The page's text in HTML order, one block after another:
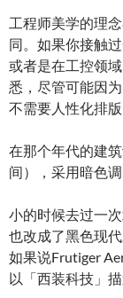
工程师美学的理
同。如果你接触
或者是在工控领
悉，尽管可能因
不需要人性化排
在那个年代的建
间），采用暗色
小的时候去过一
也改成了黑色现
如果说Frutiger
以「西装科技」